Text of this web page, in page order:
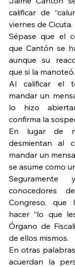
calificar de
viernes de Cicuta.
Sépase que el
que Cantón se
aunque su
que si la manoteó.
Al calificar el
mandar un
lo hizo
confirma la
En lugar de
desmientan al
mandar un
se asume como
conocedores
Congreso, que
hacer “lo que
Órgano de
de ellos mismos.
En otras
acuerdan la